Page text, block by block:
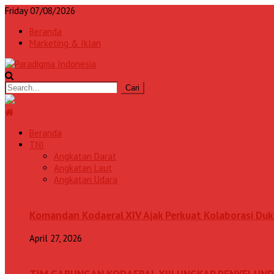
Friday 07/08/2026
Beranda
Marketing & Iklan
Beranda
TNI
Angkatan Darat
Angkatan Laut
Angkatan Udara
Komandan Kodaeral XIV Ajak Perkuat Kolaborasi
April 27, 2026